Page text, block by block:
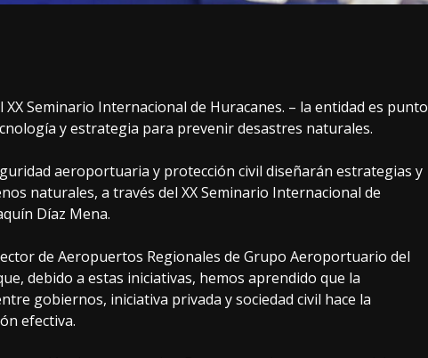
Seminario Internacional de Huracanes. – la entidad es punto
y estrategia para prevenir desastres naturales.
aeroportuaria y protección civil diseñarán estrategias y
naturales, a través del XX Seminario Internacional de
Díaz Mena.
de Aeropuertos Regionales de Grupo Aeroportuario del
debido a estas iniciativas, hemos aprendido que la
gobiernos, iniciativa privada y sociedad civil hace la
efectiva.